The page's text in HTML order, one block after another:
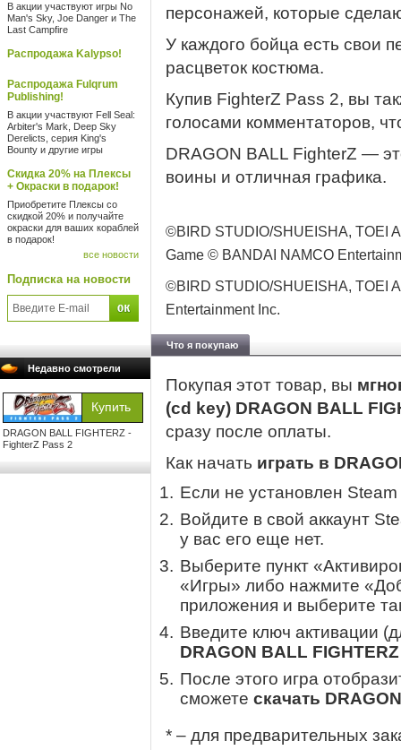
В акции участвуют игры No
Man's Sky, Joe Danger и The
Last Campfire
Распродажа Kalypso!
Распродажа Fulqrum
Publishing!
В акции участвуют Fell Seal:
Arbiter's Mark, Deep Sky
Derelicts, серия King's
Bounty и другие игры
Скидка 20% на Плексы
+ Окраски в подарок!
Приобретите Плексы со
скидкой 20% и получайте
окраски для ваших кораблей
в подарок!
все новости
Подписка на новости
Недавно смотрели
DRAGON BALL FIGHTERZ -
FighterZ Pass 2
персонажей, которые
У каждого бойца есть свои
расцветок костюма.
Купив FighterZ Pass 2, вы
голосами комментаторов,
DRAGON BALL FighterZ —
воины и отличная графика.
©BIRD STUDIO/SHUEISHA, TOEI
Game © BANDAI NAMCO
©BIRD STUDIO/SHUEISHA, TOEI
Entertainment Inc.
Что я покупаю
Покупая этот товар, вы
(cd key) DRAGON BALL
сразу после оплаты.
Как начать играть в
Если не установлен
Войдите в свой аккаунт
у вас его еще нет.
Выберите пункт
«Игры» либо нажмите
приложения и выберите
Введите ключ активации
DRAGON BALL
После этого игра
сможете скачать
* – для предварительных